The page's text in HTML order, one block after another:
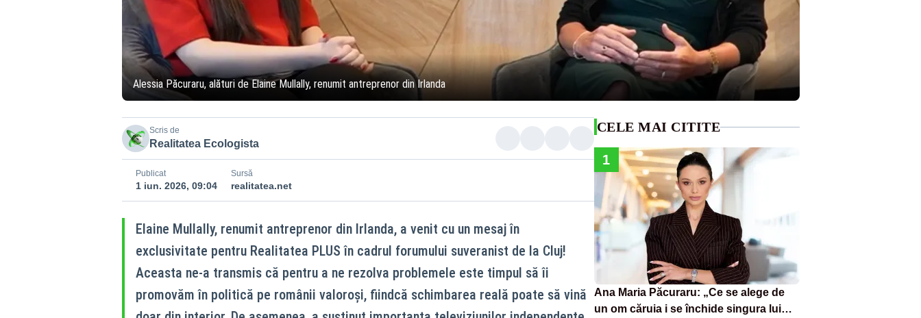
Alessia Păcuraru, alături de Elaine Mullally, renumit antreprenor din Irlanda
Scris de
Realitatea Ecologista
Publicat
1 iun. 2026, 09:04
Sursă
realitatea.net
Elaine Mullally, renumit antreprenor din Irlanda, a venit cu un mesaj în
exclusivitate pentru Realitatea PLUS în cadrul forumului suveranist de la Cluj!
Aceasta ne-a transmis că pentru a ne rezolva problemele este timpul să îi
promovăm în politică pe românii valoroși, fiindcă schimbarea reală poate să vină
CELE MAI CITITE
1
Ana Maria Păcuraru: „Ce se alege de
un om căruia i se închide singura lui